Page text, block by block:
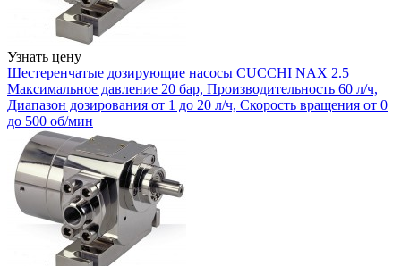
Узнать цену
Шестеренчатые дозирующие насосы CUCCHI NAX 2.5
Максимальное давление 20 бар, Производительность 60 л/ч,
Диапазон дозирования от 1 до 20 л/ч, Скорость вращения от 0
до 500 об/мин